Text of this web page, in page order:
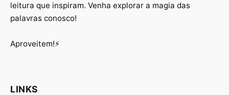
leitura que inspiram. Venha explorar a magia das
palavras conosco!
Aproveitem!⚡
LINKS